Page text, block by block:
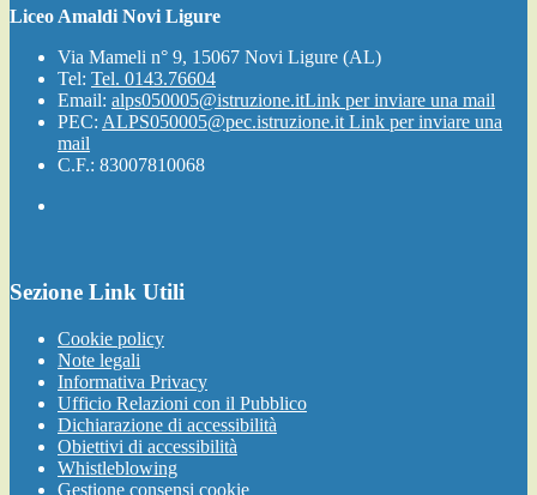
Liceo Amaldi Novi Ligure
Via Mameli n° 9, 15067 Novi Ligure (AL)
Tel: Tel. 0143.76604
Email: alps050005@istruzione.itLink per inviare una mail
PEC: ALPS050005@pec.istruzione.it Link per inviare una
mail
C.F.: 83007810068
Sezione Link Utili
Cookie policy
Note legali
Informativa Privacy
Ufficio Relazioni con il Pubblico
Dichiarazione di accessibilità
Obiettivi di accessibilità
Whistleblowing
Gestione consensi cookie